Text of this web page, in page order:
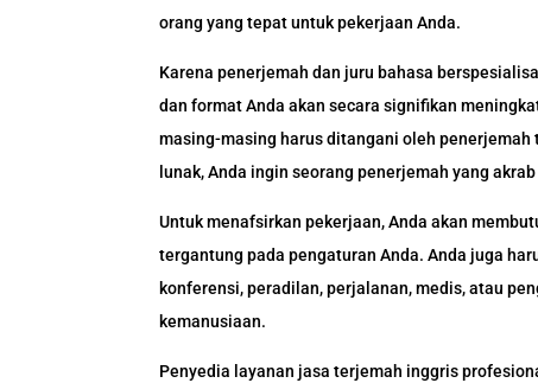
orang yang tepat untuk pekerjaan Anda.
Karena penerjemah dan juru bahasa
dan format Anda akan secara signifikan
masing-masing harus ditangani oleh
lunak, Anda ingin seorang penerjemah yang
Untuk menafsirkan pekerjaan, Anda akan
tergantung pada pengaturan Anda. Anda juga
konferensi, peradilan, perjalanan, medis, atau
kemanusiaan.
Penyedia layanan jasa terjemah inggris